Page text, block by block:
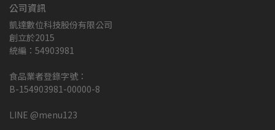
公司資訊
凱達數位科技股份有限公司
創立於2015
統編：54903981
食品業者登錄字號：
B-154903981-00000-8
LINE @menu123